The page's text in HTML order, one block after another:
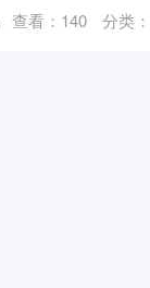
查看： 140 分类：